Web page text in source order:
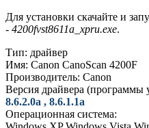
Для установки скачайте и
- 4200fvst8611a_xpru.exe.
Тип: драйвер
Имя: Canon CanoScan 4200F
Производитель: Canon
Версия драйвера (программы
8.6.2.0a , 8.6.1.1a
Операционная система: